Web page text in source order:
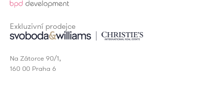
Exkluzivní prodejce
Na Zátorce 90/1,
160 00 Praha 6